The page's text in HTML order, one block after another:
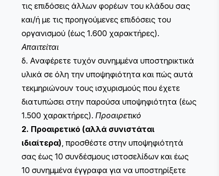
τις επιδόσεις άλλων φορέων του κλάδου σας
και/ή με τις προηγούμενες επιδόσεις του
οργανισμού (έως 1.600 χαρακτήρες).
Απαιτείται
δ. Αναφέρετε τυχόν συνημμένα υποστηρικτικά
υλικά σε όλη την υποψηφιότητα και πώς αυτά
τεκμηριώνουν τους ισχυρισμούς που έχετε
διατυπώσει στην παρούσα υποψηφιότητα (έως
1.500 χαρακτήρες). Προαιρετικό
2. Προαιρετικό (αλλά συνιστάται
ιδιαίτερα), προσθέστε στην υποψηφιότητά
σας έως 10 συνδέσμους ιστοσελίδων και έως
10 συνημμένα έγγραφα για να υποστηρίξετε